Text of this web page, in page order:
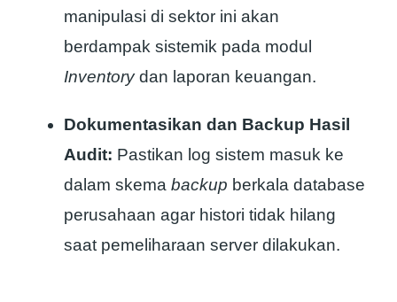
manipulasi di sektor ini akan
berdampak sistemik pada modul
Inventorydan laporan keuangan.
Dokumentasikan dan Backup Hasil
Audit: Pastikan log sistem masuk ke
dalam skema backup berkala database
perusahaan agar histori tidak hilang
saat pemeliharaan server dilakukan.